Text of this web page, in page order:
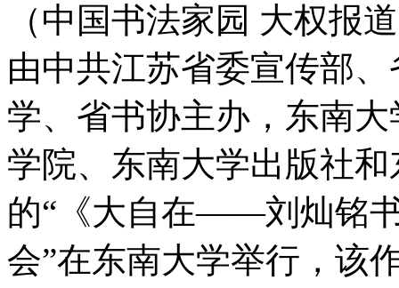
（中国书法家园 大权报
由中共江苏省委宣传部
学、省书协主办，东南
学院、东南大学出版社
的“《大自在——刘灿铭
会”在东南大学举行，该